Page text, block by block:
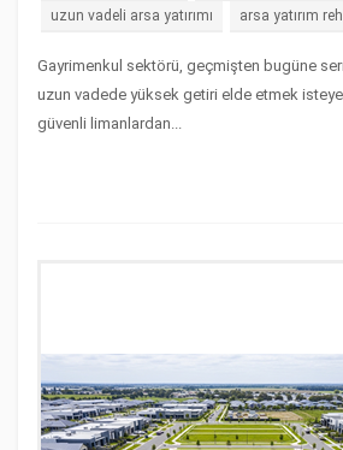
uzun vadeli arsa yatırımı arsa yatırım
Gayrimenkul sektörü, geçmişten bugüne
uzun vadede yüksek getiri elde etmek
güvenli limanlardan...